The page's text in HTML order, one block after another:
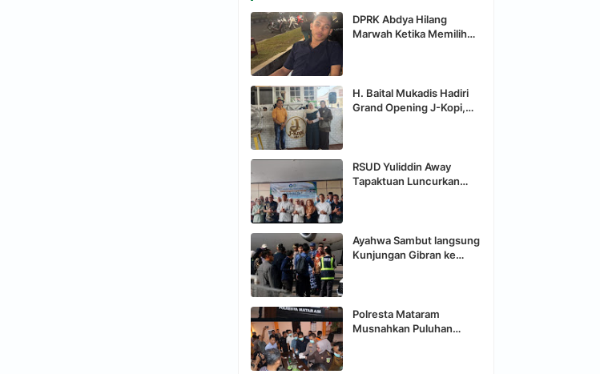
DPRK Abdya Hilang
Marwah Ketika Memilih
H. Baital Mukadis Hadiri
Grand Opening J-Kopi,
RSUD Yuliddin Away
Tapaktuan Luncurkan
Pasien
Ayahwa Sambut langsung
Kunjungan Gibran ke
Polresta Mataram
Musnahkan Puluhan